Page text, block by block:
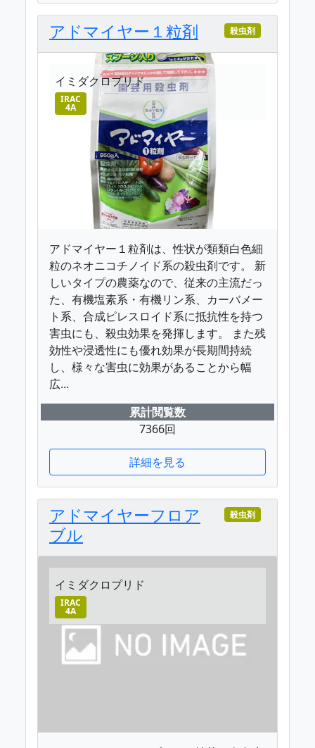
アドマイヤー１粒剤 殺虫剤
イミダクロプリド
IRAC
4A
アドマイヤー１粒剤は、性状が類類白色細
粒のネオニコチノイド系の殺虫剤です。 新
しいタイプの農薬なので、従来の主流だっ
た、有機塩素系・有機リン系、カーバメー
ト系、合成ピレスロイド系に抵抗性を持つ
害虫にも、殺虫効果を発揮します。 また残
効性や浸透性にも優れ効果が長期間持続
し、様々な害虫に効果があることから幅
広...
累計閲覧数
7366回
詳細を見る
アドマイヤーフロア
ブル
殺虫剤
イミダクロプリド
IRAC
4A